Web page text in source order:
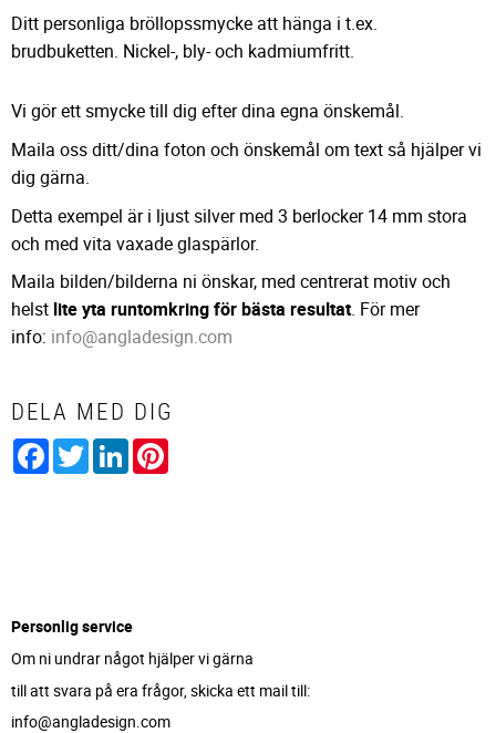
Ditt personliga bröllopssmycke att hänga i t.ex.
brudbuketten. Nickel-, bly- och kadmiumfritt.
Vi gör ett smycke till dig efter dina egna önskemål.
Maila oss ditt/dina foton och önskemål om text så hjälper vi
dig gärna.
Detta exempel är i ljust silver med 3 berlocker 14 mm stora
och med vita vaxade glaspärlor.
Maila bilden/bilderna ni önskar, med centrerat motiv och
helst lite yta runtomkring för bästa resultat. För mer
info: info@angladesign.com
DELA MED DIG
Facebook
TwitterLinkedIn
Personlig service
Om ni undrar något hjälper vi gärna
till att svara på era frågor, skicka ett mail till:
info@angladesign.com